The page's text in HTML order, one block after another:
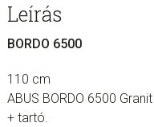
Leírás
BORDO 6500
110 cm
ABUS BORDO 6500
+ tartó.